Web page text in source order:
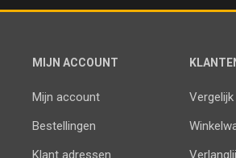
MIJN ACCOUNT
Mijn account
Bestellingen
Klant adressen